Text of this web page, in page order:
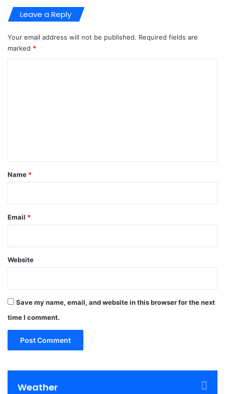
Leave a Reply
Your email address will not be published. Required fields are
marked *
*
Name *
Email *
Website
Save my name, email, and website in this browser for the next
time I comment.
Weather